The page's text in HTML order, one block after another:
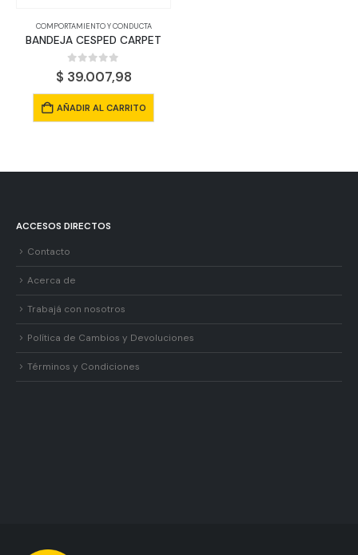
COMPORTAMIENTO Y CONDUCTA
BANDEJA CESPED CARPET
0 out of 5
$ 39.007,98
AÑADIR AL CARRITO
ACCESOS DIRECTOS
Contacto
Acerca de
Trabajá con nosotros
Política de Cambios y Devoluciones
Términos y Condiciones